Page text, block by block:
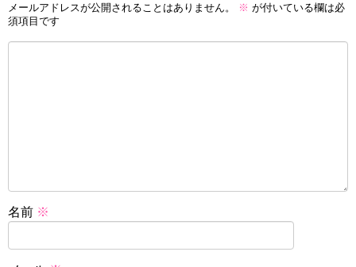
メールアドレスが公開されることはありません。 ※ が付いている欄は必
須項目です
名前 ※